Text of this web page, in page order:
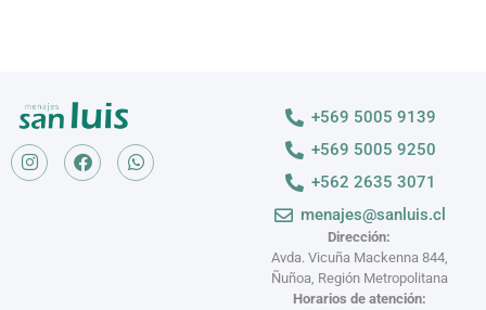
Dirección:
Avda. Vicuña Mackenna 844,
Ñuñoa, Región Metropolitana
Horarios de atención:
+569 5005 9139
+569 5005 9250
+562 2635 3071
menajes@sanluis.cl